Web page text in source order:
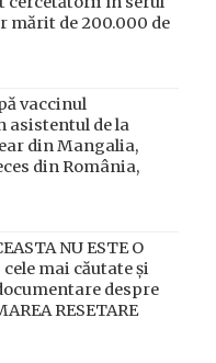
mărit de 200.000 de
vaccinul
asistentul de la
din Mangalia,
din România,
NU ESTE O
cele mai căutate și
despre
RESETARE